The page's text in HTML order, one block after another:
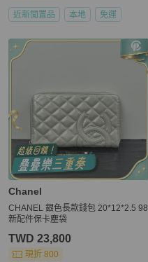
近新閒置品 本地 免運
Chanel
CHANEL 銀色長款錢包 20*12*2.5 98
新配件保卡塵袋
TWD 23,800
現折 800